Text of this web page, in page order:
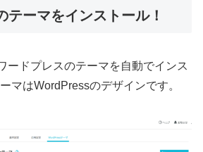
テーマをインストール！
ードプレスのテーマを自動でインス
マはWordPressのデザインです。